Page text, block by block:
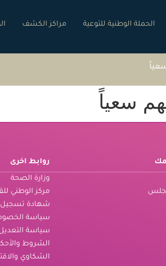
الحملة الوطنية للتوعية مراكز الكشف
سعياً
روابط اخرى
وزارة الصحة
مركز الوطني
شهادة تسجيل
سياسة
سياسة التعديل
الشروط
الشكاوي